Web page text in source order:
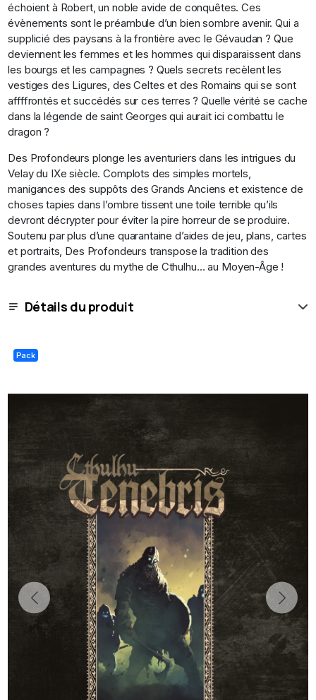
échoient à Robert, un noble avide de conquêtes. Ces
évènements sont le préambule d’un bien sombre avenir. Qui a
supplicié des paysans à la frontière avec le Gévaudan ? Que
deviennent les femmes et les hommes qui disparaissent dans
les bourgs et les campagnes ? Quels secrets recèlent les
vestiges des Ligures, des Celtes et des Romains qui se sont
affffrontés et succédés sur ces terres ? Quelle vérité se cache
dans la légende de saint Georges qui aurait ici combattu le
dragon ?
Des Profondeurs plonge les aventuriers dans les intrigues du
Velay du IXe siècle. Complots des simples mortels,
manigances des suppôts des Grands Anciens et existence de
choses tapies dans l’ombre tissent une toile terrible qu’ils
devront décrypter pour éviter la pire horreur de se produire.
Soutenu par plus d’une quarantaine d’aides de jeu, plans, cartes
et portraits, Des Profondeurs transpose la tradition des
grandes aventures du mythe de Cthulhu… au Moyen-Âge !
Détails du produit
Pack
Previous Next